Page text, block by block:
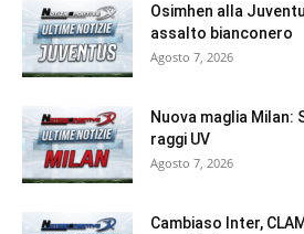
Osimhen alla
assalto bianconero
Agosto 7, 2026
Nuova maglia Milan:
raggi UV
Agosto 7, 2026
Cambiaso Inter,